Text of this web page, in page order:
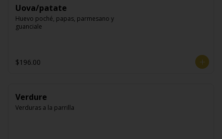
Uova/patate
Huevo poché, papas, parmesano y
guanciale
$196.00
Verdure
Verduras a la parrilla